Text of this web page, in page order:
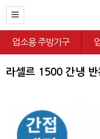
업소용 주방기구
라셀르 1500 간냉